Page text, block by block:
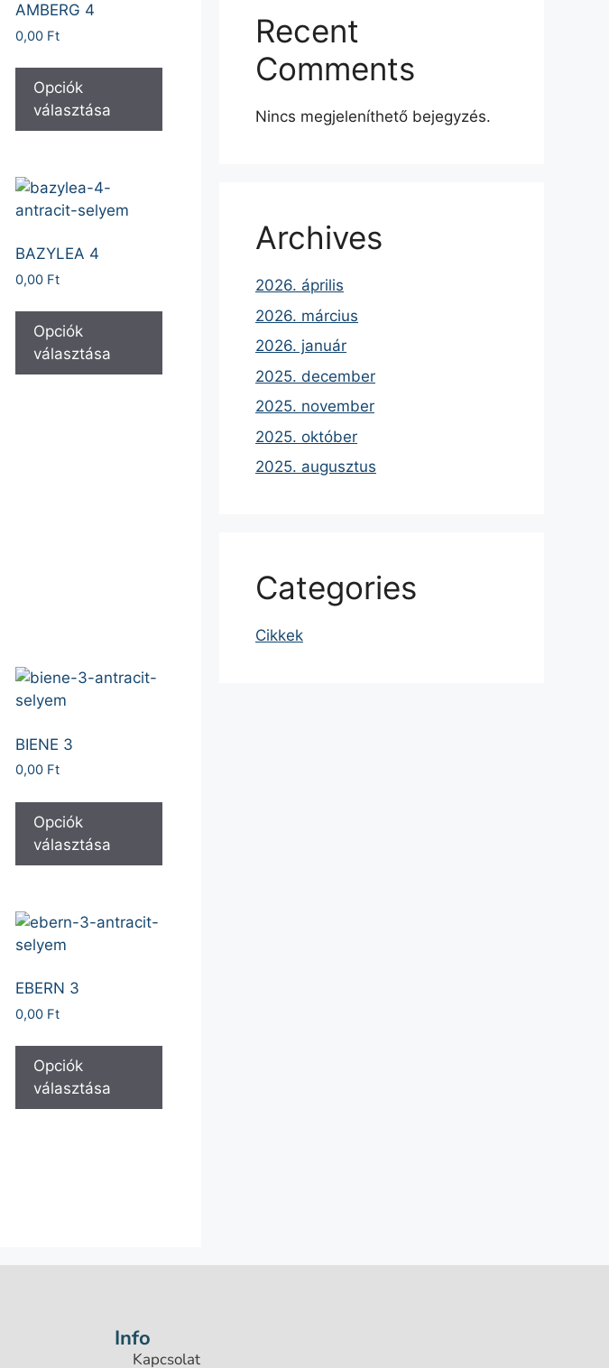
AMBERG 4
0,00 Ft
Opciók
választása
BAZYLEA 4
0,00 Ft
Opciók
választása
BIENE 3
0,00 Ft
Opciók
választása
EBERN 3
0,00 Ft
Opciók
választása
Recent
Comments
Nincs megjeleníthető bejegyzés.
Archives
2026. április
2026. március
2026. január
2025. december
2025. november
2025. október
2025. augusztus
Categories
Cikkek
Info
Kapcsolat